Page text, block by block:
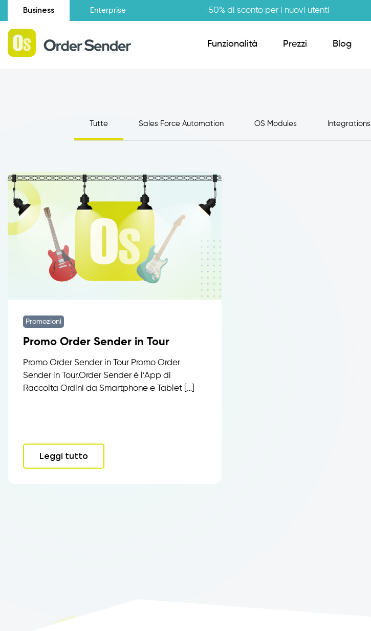
Business Enterprise -50% di sconto per i nuovi utenti
Funzionalità
Situazione amministrativa
Raccolta Ordini Agenti CRM Giro Visite
Prezzi Blog
Tutte Sales Force Automation OS Modules Integrations
Promozioni
Promo Order Sender in Tour
Promo Order Sender in Tour Promo Order
Sender in Tour.Order Sender è l’App di
Raccolta Ordini da Smartphone e Tablet […]
Leggi tutto